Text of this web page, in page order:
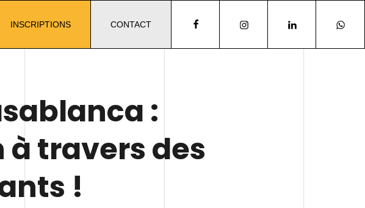
INSCRIPTIONS CONTACT
:
à travers des
!